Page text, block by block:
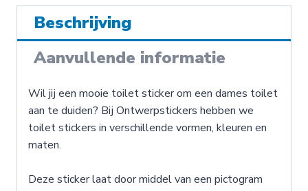
Beschrijving
Aanvullende informatie
Wil jij een mooie toilet sticker om een dames toilet
aan te duiden? Bij Ontwerpstickers hebben we
toilet stickers in verschillende vormen, kleuren en
maten.
Deze sticker laat door middel van een pictogram